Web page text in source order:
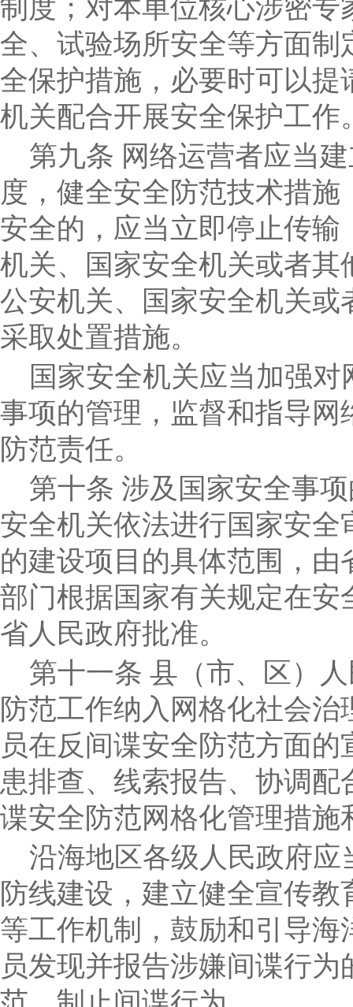
制度；对本单位核心涉密
全、试验场所安全等方面
全保护措施，必要时可以
机关配合开展安全保护工作
第九条 网络运营者应当
度，健全安全防范技术措
安全的，应当立即停止传
机关、国家安全机关或者
公安机关、国家安全机关
采取处置措施。
国家安全机关应当加强
事项的管理，监督和指导网
防范责任。
第十条 涉及国家安全事
安全机关依法进行国家安
的建设项目的具体范围，
部门根据国家有关规定在
省人民政府批准。
第十一条 县（市、区）
防范工作纳入网格化社会
员在反间谍安全防范方面
患排查、线索报告、协调
谍安全防范网格化管理措施
沿海地区各级人民政府
防线建设，建立健全宣传
等工作机制，鼓励和引导
员发现并报告涉嫌间谍行